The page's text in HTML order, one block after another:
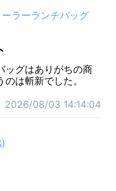
ラーランチバッグ
ッグはありがちの商
は斬新でした。
2026/08/03 14:14:04